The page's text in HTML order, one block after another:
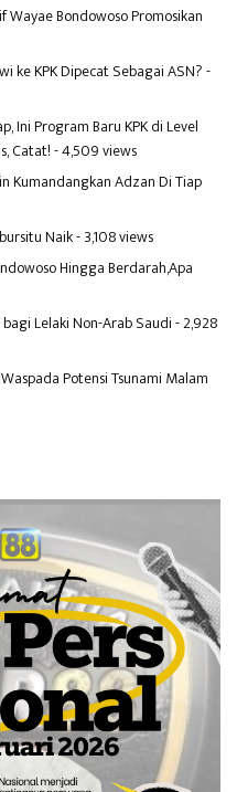
Wayae Bondowoso Promosikan
ke KPK Dipecat Sebagai ASN?-
Ini Program Baru KPK di Level
Catat!- 4,509 views
Kumandangkan Adzan Di Tiap
Naik- 3,108 views
Hingga Berdarah,Apa
Lelaki Non-Arab Saudi- 2,928
Potensi Tsunami Malam